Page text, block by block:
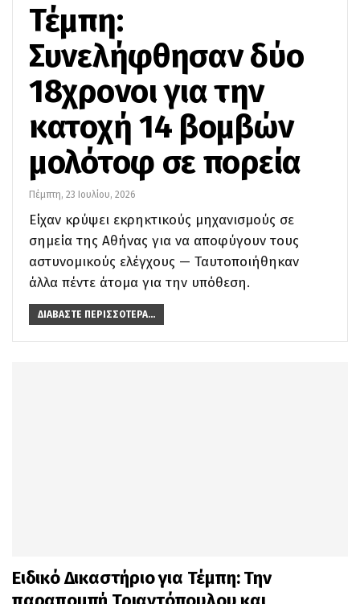
Τέμπη:
Συνελήφθησαν δύο
18χρονοι για την
κατοχή 14 βομβών
μολότοφ σε πορεία
Πέμπτη, 23 Ιουλίου, 2026
Είχαν κρύψει εκρηκτικούς μηχανισμούς σε
σημεία της Αθήνας για να αποφύγουν τους
αστυνομικούς ελέγχους — Ταυτοποιήθηκαν
άλλα πέντε άτομα για την υπόθεση.
ΔΙΑΒΆΣΤΕ ΠΕΡΙΣΣΌΤΕΡΑ...
Ειδικό Δικαστήριο για Τέμπη: Την